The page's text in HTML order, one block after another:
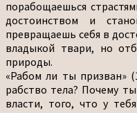
порабощаешься
достоинством и
превращаешь себя в
владыкой твари, но
природы.
«Рабом ли ты призван»
рабство тела? Почему
власти, того, что у